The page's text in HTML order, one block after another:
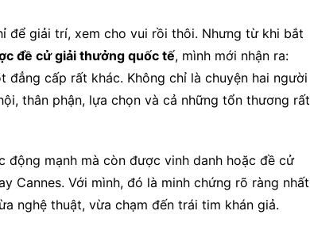
để giải trí, xem cho vui rồi thôi. Nhưng từ khi bắt
đề cử giải thưởng quốc tế, mình mới nhận ra:
cấp rất khác. Không chỉ là chuyện hai người
thân phận, lựa chọn và cả những tổn thương rất
mạnh mà còn được vinh danh hoặc đề cử
Cannes. Với mình, đó là minh chứng rõ ràng nhất
nghệ thuật, vừa chạm đến trái tim khán giả.